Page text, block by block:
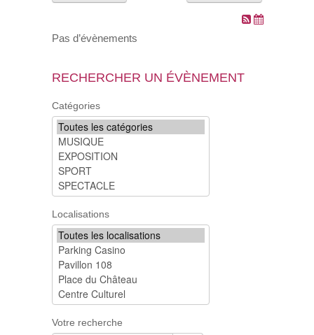
SOCIAL
SPORTS ET LOISIRS
CULTURE ET PATRIMOINE
DÉCISIONS & DÉLIBÉRATIONS
RENDEZ-VOUS EN LIGNE
Pas d’évènements
RECHERCHER UN ÉVÈNEMENT
Catégories
Localisations
Votre recherche